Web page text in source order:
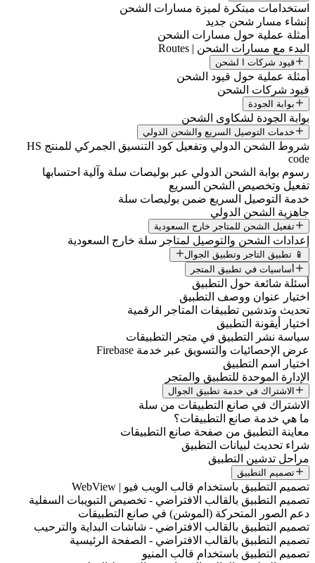
استخدامات مبتكرة لميزة مسارات الشحن
إنشاء مسار شحن جديد
أمثلة عملية حول مسارات الشحن
البدء مع مسارات الشحن | Routes
قيود شركات ا لشحن
أمثلة عملية حول قيود الشحن
قيود شركات الشحن
بوابة الجودة
بوابة الجودة لشكاوى الشحن
خدمات التوصيل السريع والشحن الدولي
شروط الشحن الدولي وتفعيل كود التنسيق الجمركي للمنتج HS
code
رسوم بوابة الشحن الدولي عبر بوليصات سلة وآلية احتسابها
تفعيل وتخصيص الشحن السريع
خدمة التوصيل السريع ضمن بوليصات سلة
جاهزية الشحن الدولي
تفعيل الشحن للمتاجر خارج السعودية
إعدادات الشحن والتوصيل لمتاجر سلة خارج السعودية
📱 تطبيق التاجر وتطبيق الجوال
أساسيات في تطبيق المتجر
أسئلة شائعة حول التطبيق
اختيار عنوان ووصف التطبيق
تحديث وتدشين تطبيقات المتاجر الرقمية
اختيار أيقونة التطبيق
سياسة نشر التطبيق في متجر التطبيقات
عرض الإحصائيات والتسويق عبر خدمة Firebase
اختيار اسم التطبيق
الإدارة الموحدة للتطبيق والمتجر
الاشتراك في خدمة تطبيق الجوال
الاشتراك في صانع التطبيقات من سلة
ما هي خدمة صانع التطبيقات؟
معاينة التطبيق من صفحة صانع التطبيقات
شراء تحديث لبيانات التطبيق
مراحل تدشين التطبيق
تصميم التطبيق
تصميم التطبيق باستخدام قالب الويب فيو | WebView
تصميم التطبيق بالقالب الافتراضي - تخصيص التبويبات السفلية
دعم الصور المتحركة (الموشن) في صانع التطبيقات
تصميم التطبيق بالقالب الافتراضي - شاشات البداية والترحيب
تصميم التطبيق بالقالب الافتراضي - الصفحة الرئيسية
تصميم التطبيق باستخدام قالب المنيو